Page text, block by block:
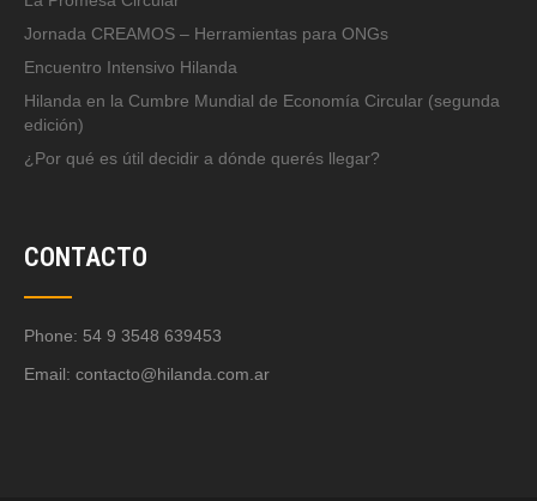
Jornada CREAMOS – Herramientas para ONGs
Encuentro Intensivo Hilanda
Hilanda en la Cumbre Mundial de Economía Circular (segunda
edición)
¿Por qué es útil decidir a dónde querés llegar?
CONTACTO
Phone: 54 9 3548 639453
Email: contacto@hilanda.com.ar